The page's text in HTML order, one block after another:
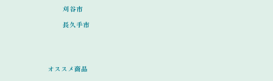
刈谷市
長久手市
オススメ商品